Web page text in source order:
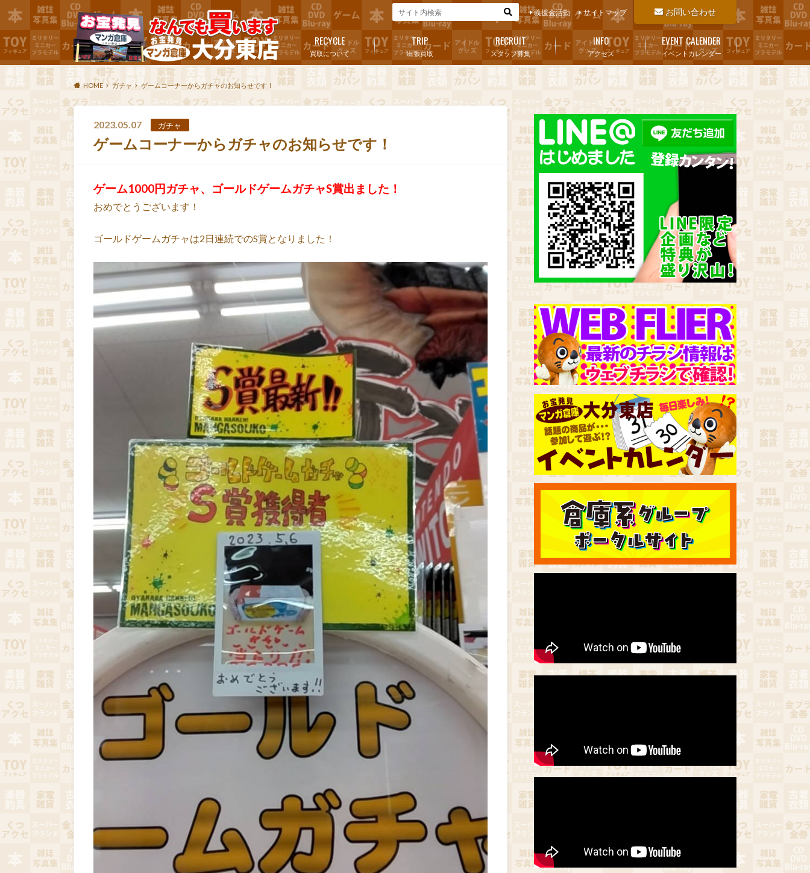
お問い合わせ
義援金活動 サイトマップ
買取について
RECYCLE
出張買取
TRIP
スタッフ募集
RECRUIT
アクセス
INFO
イベントカレンダー
EVENT CALENDER
HOME ガチャ ゲームコーナーからガチャのお知らせです！
2023.05.07 ガチャ
ゲームコーナーからガチャのお知らせです！
ゲーム1000円ガチャ、ゴールドゲームガチャS賞出ました！
おめでとうございます！
ゴールドゲームガチャは2日連続でのS賞となりました！